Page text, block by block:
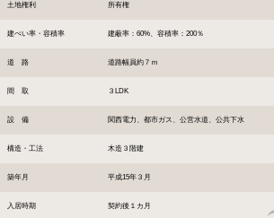
土地権利 所有権
建ぺい率・容積率 建蔽率：60%、容積率：200％
道 路 道路幅員約７ｍ
間 取 ３LDK
設 備 関西電力、都市ガス、公営水道、公共下水
構造・工法 木造３階建
築年月 平成15年３月
入居時期 契約後１カ月